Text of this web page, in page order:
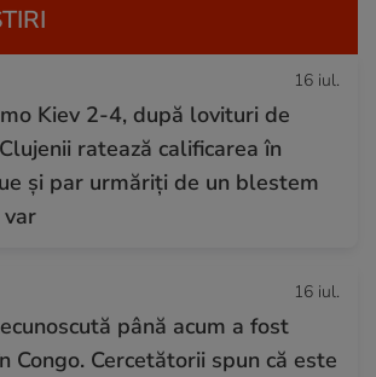
16 iul.
Kiev 2-4, după lovituri de
ratează calificarea în
și par urmăriți de un blestem
16 iul.
până acum a fost
Congo. Cercetătorii spun că este